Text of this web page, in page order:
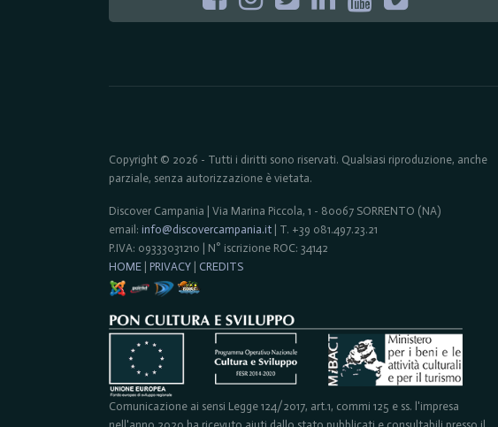
Copyright © 2026 - Tutti i diritti sono riservati. Qualsiasi riproduzione, anche
parziale, senza autorizzazione è vietata.
Discover Campania | Via Marina Piccola, 1 - 80067 SORRENTO (NA)
email: info@discovercampania.it | T. +39 081.497.23.21
P.IVA: 09333031210 | N° iscrizione ROC: 34142
HOME
PRIVACY CREDITS
Comunicazione ai sensi Legge 124/2017, art.1, commi 125 e ss. l'impresa